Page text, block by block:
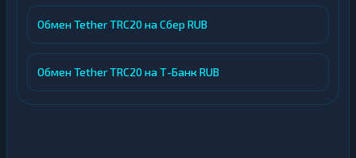
Обмен Tether TRC20 на Сбер RUB
Обмен Tether TRC20 на Т-Банк RUB